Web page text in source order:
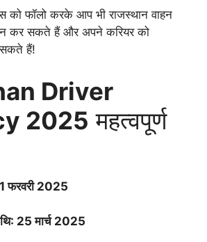
को फॉलो करके आप भी राजस्थान वाहन
कर सकते हैं और अपने करियर को
हैं!
Driver
2025 महत्वपूर्ण
फरवरी 2025
25 मार्च 2025